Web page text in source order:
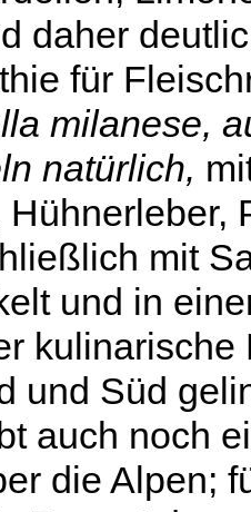
daher
für
milanese,
natürlich,
Hühnerleber,
mit
und in
kulinarische
und Süd
auch noch
die Alpen;